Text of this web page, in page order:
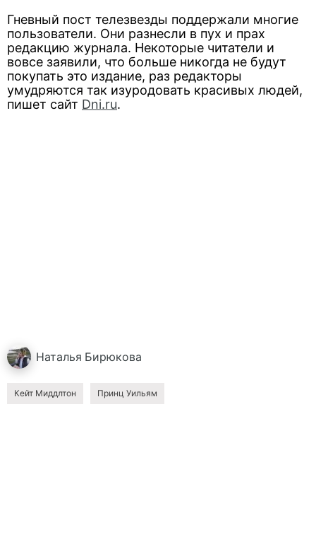
Гневный пост телезвезды поддержали многие
пользователи. Они разнесли в пух и прах
редакцию журнала. Некоторые читатели и
вовсе заявили, что больше никогда не будут
покупать это издание, раз редакторы
умудряются так изуродовать красивых людей,
пишет сайт Dni.ru.
Наталья Бирюкова
Кейт Миддлтон Принц Уильям